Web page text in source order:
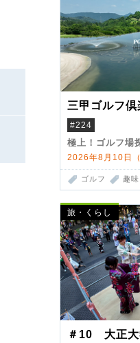
三甲ゴルフ
#224
極上！ゴルフ場
2026年8月10日
ゴルフ 趣味
旅・くらし
＃10 大正大